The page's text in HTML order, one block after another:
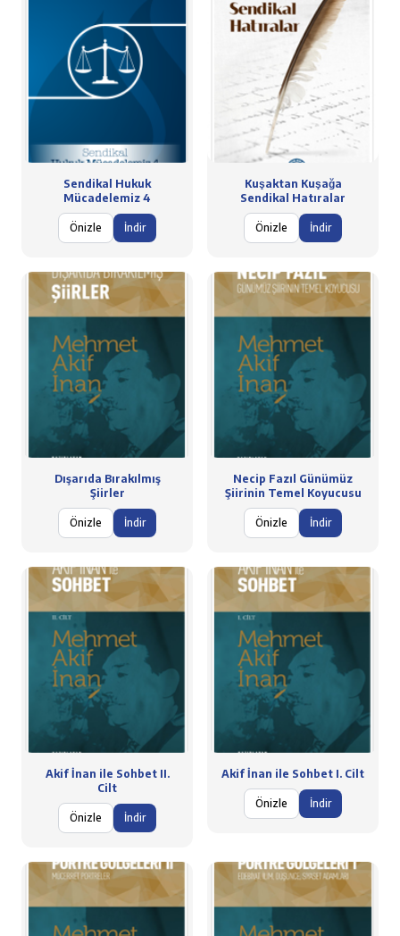
Sendikal Hukuk
Mücadelemiz 4
Önizle İndir
Kuşaktan Kuşağa
Sendikal Hatıralar
Önizle İndir
Dışarıda Bırakılmış
Şiirler
Önizle İndir
Necip Fazıl Günümüz
Şiirinin Temel Koyucusu
Önizle İndir
Akif İnan ile Sohbet II.
Cilt
Önizle İndir
Akif İnan ile Sohbet I. Cilt
Önizle İndir